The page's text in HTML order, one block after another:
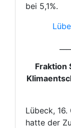
bei 5,1%.
Fraktion
Lübeck,
hatte der